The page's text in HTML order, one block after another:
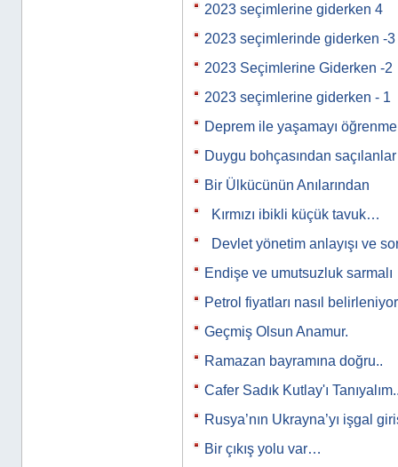
2023 seçimlerine giderken 4
2023 seçimlerinde giderken -3
2023 Seçimlerine Giderken -2
2023 seçimlerine giderken - 1
Deprem ile yaşamayı
Duygu bohçasından
Bir Ülkücünün Anılarından
Kırmızı ibikli küçük tavuk…
Devlet yönetim anlayışı ve
Endişe ve umutsuzluk sarmalı
Petrol fiyatları nasıl
Geçmiş Olsun Anamur.
Ramazan bayramına doğru..
Cafer Sadık Kutlay'ı
Rusya’nın Ukrayna’yı işgal
Bir çıkış yolu var…